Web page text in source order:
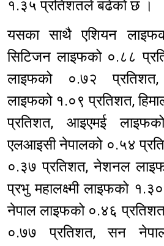
१.३५ प्रतिशतले बढेको छ ।
यसका साथै एशियन
सिटिजन लाइफको ०.८८
लाइफको ०.७२ प्रतिशत,
लाइफको १.०९ प्रतिशत,
प्रतिशत, आइएमई
एलआइसी नेपालको ०.५४
०.३७ प्रतिशत, नेशनल
प्रभु महालक्ष्मी लाइफको
नेपाल लाइफको ०.४६
०.७७ प्रतिशत, सन